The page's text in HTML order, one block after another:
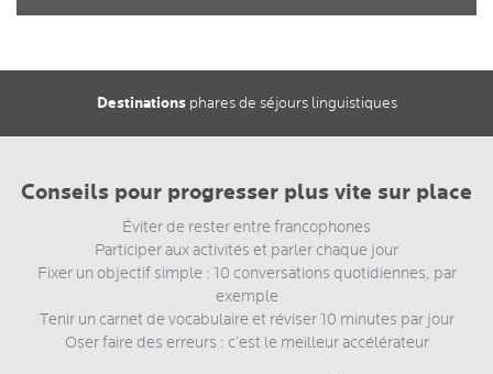
Destinationsphares de séjours linguistiques
Conseils pour progresser plus vite sur place
Éviter de rester entre francophones
Participer aux activités et parler chaque jour
Fixer un objectif simple : 10 conversations quotidiennes, par
exemple
Tenir un carnet de vocabulaire et réviser 10 minutes par jour
Oser faire des erreurs : c’est le meilleur accélérateur